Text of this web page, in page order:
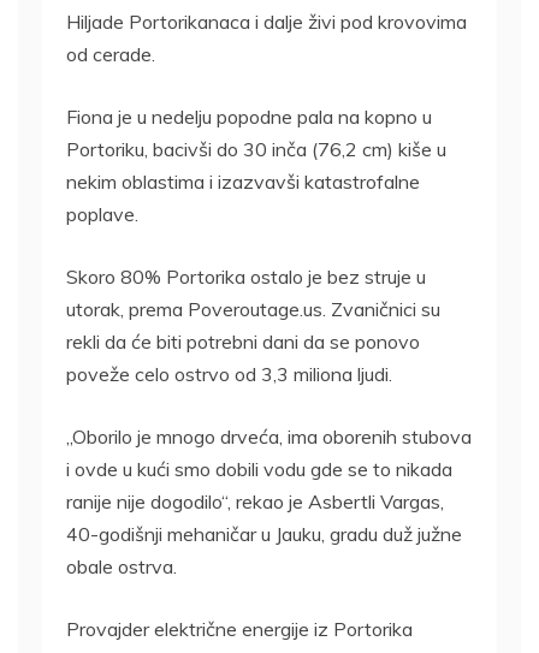
Hiljade Portorikanaca i dalje živi pod krovovima
od cerade.
Fiona je u nedelju popodne pala na kopno u
Portoriku, bacivši do 30 inča (76,2 cm) kiše u
nekim oblastima i izazvavši katastrofalne
poplave.
Skoro 80% Portorika ostalo je bez struje u
utorak, prema Poveroutage.us. Zvaničnici su
rekli da će biti potrebni dani da se ponovo
poveže celo ostrvo od 3,3 miliona ljudi.
„Oborilo je mnogo drveća, ima oborenih stubova
i ovde u kući smo dobili vodu gde se to nikada
ranije nije dogodilo“, rekao je Asbertli Vargas,
40-godišnji mehaničar u Jauku, gradu duž južne
obale ostrva.
Provajder električne energije iz Portorika